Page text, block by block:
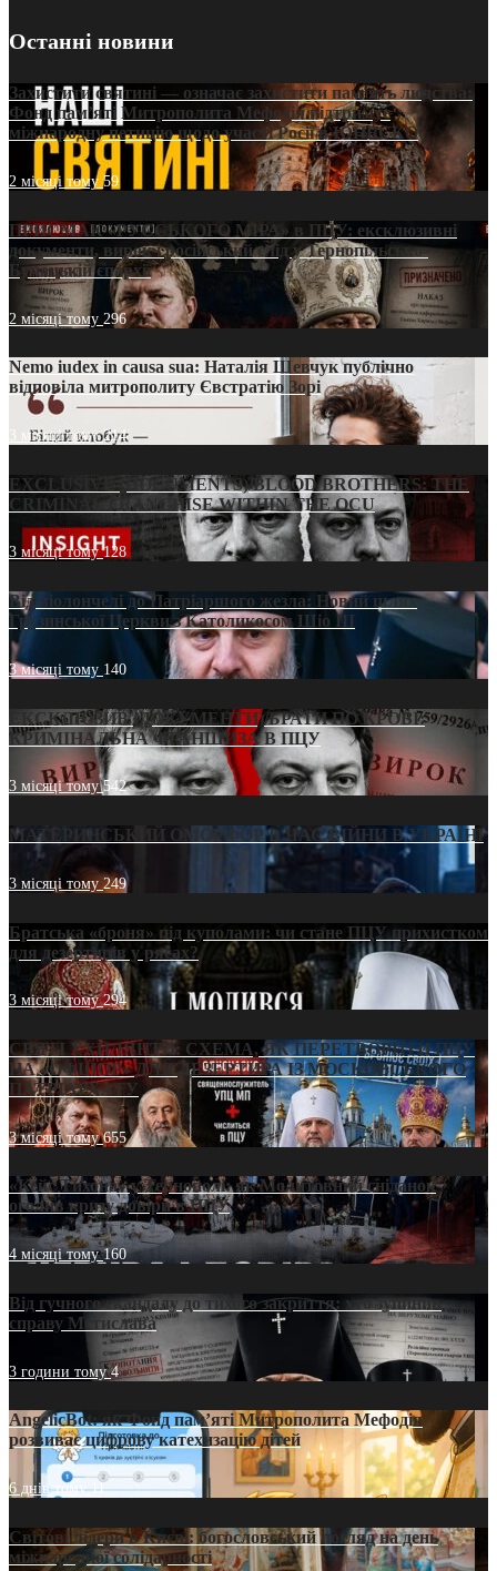
Останні новини
Захистити святині — означає захистити пам’ять людства:
Фонд пам’яті Митрополита Мефодія підтримує
міжнародну петицію щодо участі Росії в ЮНЕСКО
2 місяці тому59
ПРИСМАК «РУССЬКОГО МІРА» в ПЦУ: ексклюзивні
документи, вирок і російський слід у Тернопільсько-
Бучацькій єпархії
2 місяці тому 296
Nemo iudex in causa sua: Наталія Шевчук публічно
відповіла митрополиту Євстратію Зорі
3 місяці тому214
EXCLUSIVE (DOCUMENTS)/BLOOD BROTHERS: THE
CRIMINAL FRANCHISE WITHIN THE OCU
3 місяці тому128
Від віолончелі до Патріаршого жезла: Новий шлях
Грузинської Церкви з Католикосом Шіо III
3 місяці тому 140
ЕКСКЛЮЗИВ (ДОКУМЕНТИ)/БРАТИ ПО КРОВІ:
КРИМІНАЛЬНА ФРАНШИЗА В ПЦУ
3 місяці тому542
МАТЕРИНСЬКИЙ ОМОРФОР В ЧАС ВІЙНИ В УКРАЇНІ
3 місяці тому249
Братська «броня» під куполами: чи стане ПЦУ прихистком
для дезертирів у рясах?
3 місяці тому294
СВЯТІ УХИЛЯНТИ: СХЕМА, ЯК ПЕРЕТВОРИТИ ПЦУ
НА «ОФШОР» ДЛЯ ДЕЗЕРТИРА ІЗ МОСКОВСЬКОГО
ПАТРІАРХАТУ
3 місяці тому655
«Кейс Тихона» у Тернополі: як Молитовний сніданок
оголив кризу довіри в ПЦУ
4 місяці тому160
Від гучного скандалу до тихого закриття: хто зупинив
справу Мстислава
3 години тому4
AngelicBot: як Фонд пам’яті Митрополита Мефодія
розвиває цифрову катехизацію дітей
6 днів тому11
Світові лідери в Києві: богословський погляд на день
міжнародної солідарності